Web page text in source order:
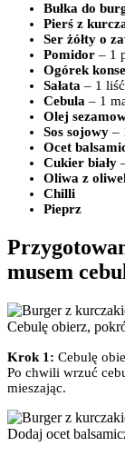
Bułka do
Pierś z
Ser żółty o
Pomidor – 1
Ogórek
Sałata – 1
Cebula – 1
Olej
Sos sojowy –
Ocet
Cukier biały
Oliwa z
Chilli
Pieprz
musem
Cebulę obierz,
Krok 1: Cebulę
Po chwili wrzuć
mieszając.
Dodaj ocet